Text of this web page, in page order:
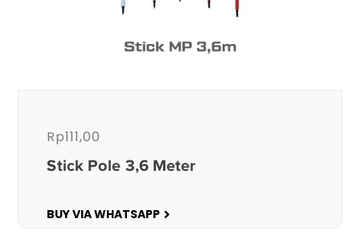
Stick Pole 3,6 Meter
Rp111,00
BUY VIA WHATSAPP